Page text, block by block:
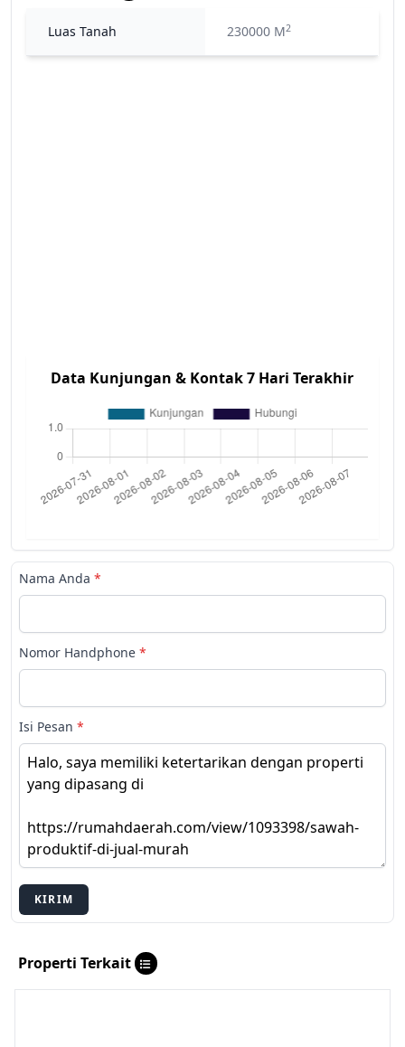
Luas Tanah 230000 M2
Data Kunjungan & Kontak 7 Hari Terakhir
Nama Anda *
Nomor Handphone *
Isi Pesan *
KIRIM
Properti Terkait